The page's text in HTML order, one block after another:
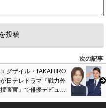
次の記事
エグザイル・TAKAHIRO
が日テレドラマ『戦力外
捜査官』で俳優デビュー
決定!!武井咲と共演!